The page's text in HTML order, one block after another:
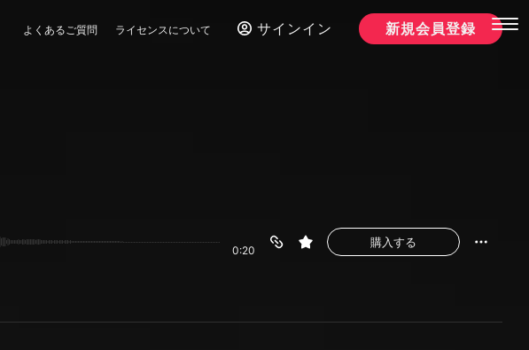
よくあるご質問 ライセンスについて サインイン 新規会員登録
0:20
購入する